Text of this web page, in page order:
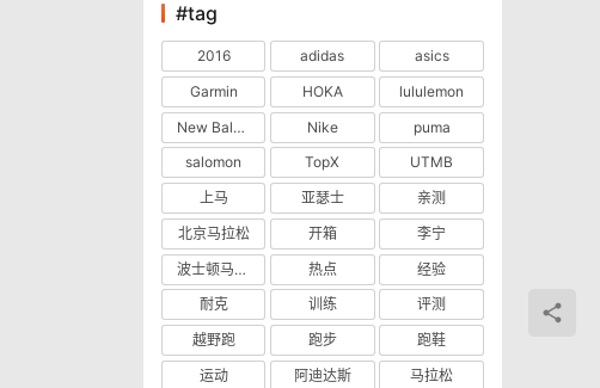
#tag
2016 adidas
asics
Garmin
HOKA
lululemon
New Balance
Nike
puma
salomon
TopX
UTMB
上马
亚瑟士
亲测
北京马拉松
开箱
李宁
波士顿马拉松
热点
经验
耐克
训练
评测
越野跑
跑步
跑鞋
运动
阿迪达斯 马拉松